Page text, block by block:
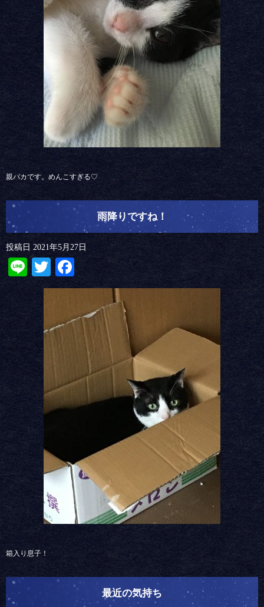
親バカです。めんこすぎる♡
雨降りですね！
投稿日 2021年5月27日
LineTwitter
Facebook
箱入り息子！
最近の気持ち